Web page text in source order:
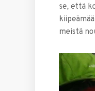
se, että
meistä